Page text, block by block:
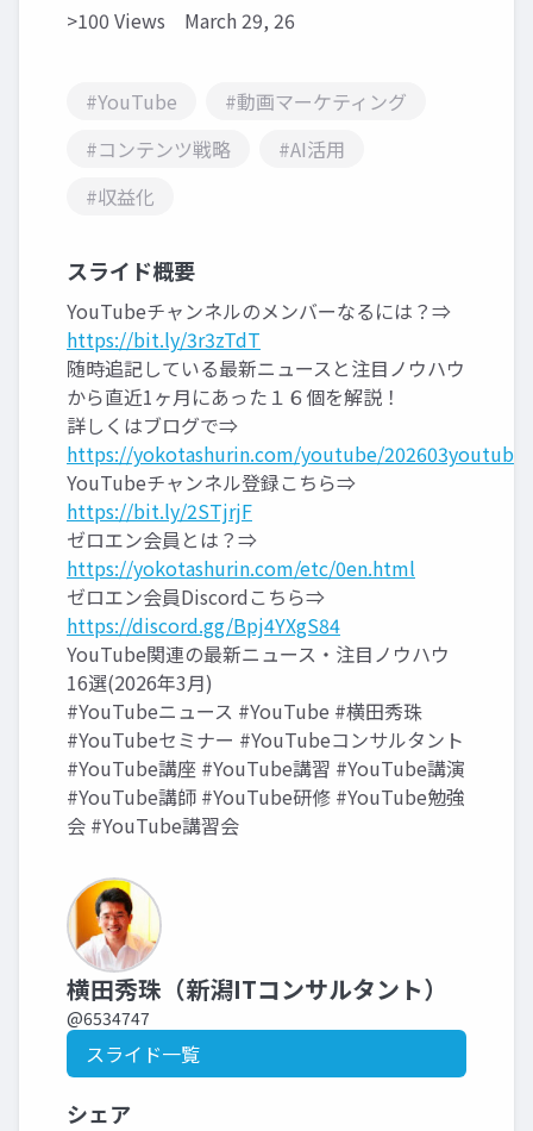
>100 Views March 29, 26
#YouTube
#動画マーケティング
#コンテンツ戦略
#AI活用
#収益化
スライド概要
YouTubeチャンネルのメンバーなるには？⇒
https://bit.ly/3r3zTdT
随時追記している最新ニュースと注目ノウハウ
から直近1ヶ月にあった１６個を解説！
詳しくはブログで⇒
https://yokotashurin.com/youtube/
YouTubeチャンネル登録こちら⇒
https://bit.ly/2STjrjF
ゼロエン会員とは？⇒
https://yokotashurin.com/etc/0en.html
ゼロエン会員Discordこちら⇒
https://discord.gg/Bpj4YXgS84
YouTube関連の最新ニュース・注目ノウハウ
16選(2026年3月)
#YouTubeニュース #YouTube #横田秀珠
#YouTubeセミナー #YouTubeコンサルタント
#YouTube講座 #YouTube講習 #YouTube講演
#YouTube講師 #YouTube研修 #YouTube勉強
会 #YouTube講習会
横田秀珠（新潟ITコンサルタント）
@6534747
スライド一覧
シェア